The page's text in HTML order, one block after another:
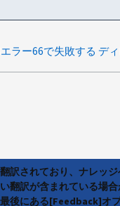
訳されており、ナレッ
翻訳が含まれている場
後にある[Feedback]オ